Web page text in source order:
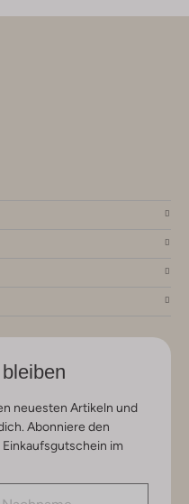
neuesten Artikeln und
Abonniere den
im